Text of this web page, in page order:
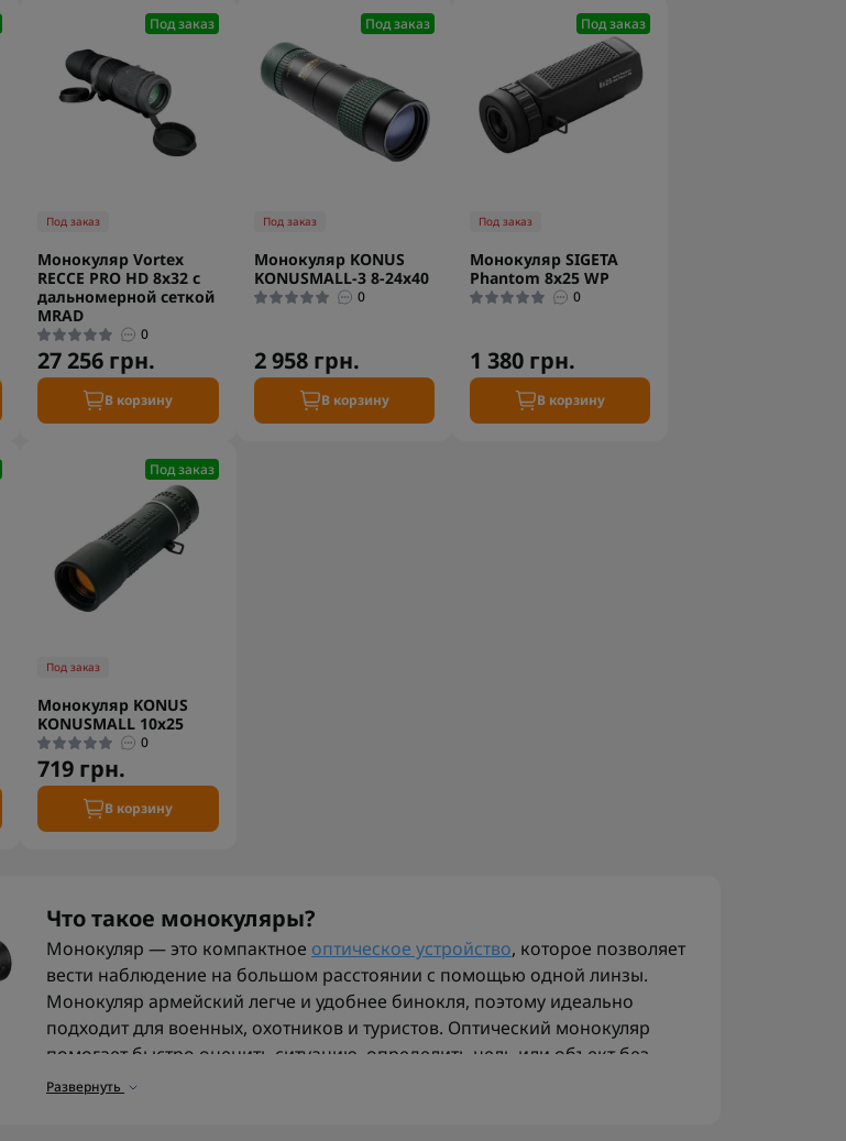
Под заказ
Под заказ
Монокуляр Vortex
RECCE PRO HD 8x32 с
дальномерной сеткой
MRAD
0
27 256 грн.
В корзину
Под заказ
Под заказ
Монокуляр KONUS
KONUSMALL-3 8-24x40
0
2 958 грн.
В корзину
Под заказ
Под заказ
Монокуляр SIGETA
Phantom 8x25 WP
0
1 380 грн.
В корзину
Под заказ
Под заказ
Монокуляр KONUS
KONUSMALL 10x25
0
719 грн.
В корзину
Что такое монокуляры?
Монокуляр — это компактное оптическое устройство, которое позволяет
вести наблюдение на большом расстоянии с помощью одной линзы.
Монокуляр армейский легче и удобнее бинокля, поэтому идеально
подходит для военных, охотников и туристов. Оптический монокуляр
помогает быстро оценить ситуацию, определить цель или объект без
громоздкого оборудования.
Развернуть